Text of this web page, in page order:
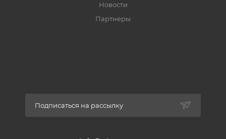
Новости
Партнеры
Подписаться на рассылку